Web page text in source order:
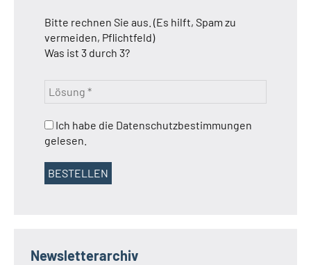
Bitte rechnen Sie aus. (Es hilft, Spam zu
vermeiden, Pflichtfeld)
Was ist 3 durch 3?
Ich habe die Datenschutzbestimmungen
gelesen.
Newsletterarchiv